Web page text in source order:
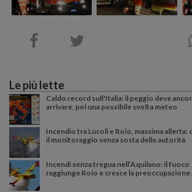
Le più lette
Caldo record sull'Italia: il peggio deve
arrivare, poi una possibile svolta meteo
Incendio tra Lucoli e Roio, massima allerta:
il monitoraggio senza sosta delle autorità
Incendi senza tregua nell’Aquilano: il fuoco
raggiunge Roio e cresce la